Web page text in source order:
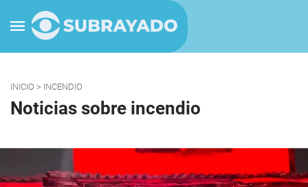
INICIO > INCENDIO
Noticias sobre incendio